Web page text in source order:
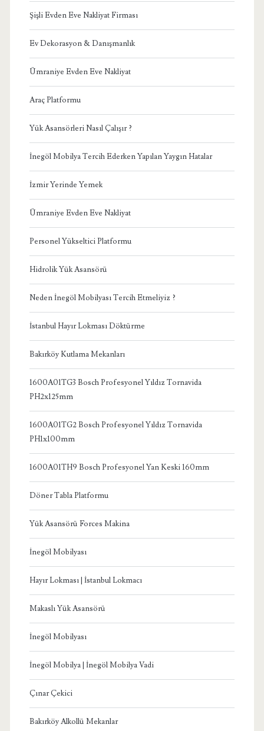
Şişli Evden Eve Nakliyat Firması
Ev Dekorasyon & Danışmanlık
Ümraniye Evden Eve Nakliyat
Araç Platformu
Yük Asansörleri Nasıl Çalışır ?
İnegöl Mobilya Tercih Ederken Yapılan Yaygın Hatalar
İzmir Yerinde Yemek
Ümraniye Evden Eve Nakliyat
Personel Yükseltici Platformu
Hidrolik Yük Asansörü
Neden İnegöl Mobilyası Tercih Etmeliyiz ?
İstanbul Hayır Lokması Döktürme
Bakırköy Kutlama Mekanları
1600A01TG3 Bosch Profesyonel Yıldız Tornavida
PH2x125mm
1600A01TG2 Bosch Profesyonel Yıldız Tornavida
PH1x100mm
1600A01TH9 Bosch Profesyonel Yan Keski 160mm
Döner Tabla Platformu
Yük Asansörü Forces Makina
İnegöl Mobilyası
Hayır Lokması | İstanbul Lokmacı
Makaslı Yük Asansörü
İnegöl Mobilyası
İnegöl Mobilya | İnegöl Mobilya Vadi
Çınar Çekici
Bakırköy Alkollü Mekanlar